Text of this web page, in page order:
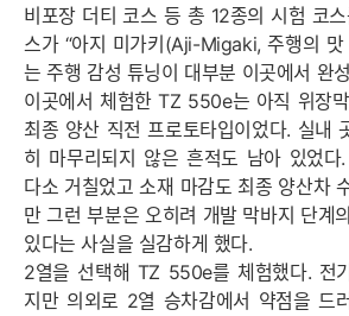
비포장 더티 코스 등 총 12종의 시험 코
스가 “아지 미가키(Aji-Migaki, 주행의 맛
는 주행 감성 튜닝이 대부분 이곳에서 완
이곳에서 체험한 TZ 550e는 아직 위장
최종 양산 직전 프로토타입이었다. 실내
히 마무리되지 않은 흔적도 남아 있었다
다소 거칠었고 소재 마감도 최종 양산차
만 그런 부분은 오히려 개발 막바지 단계
있다는 사실을 실감하게 했다.
2열을 선택해 TZ 550e를 체험했다. 전
지만 의외로 2열 승차감에서 약점을 드